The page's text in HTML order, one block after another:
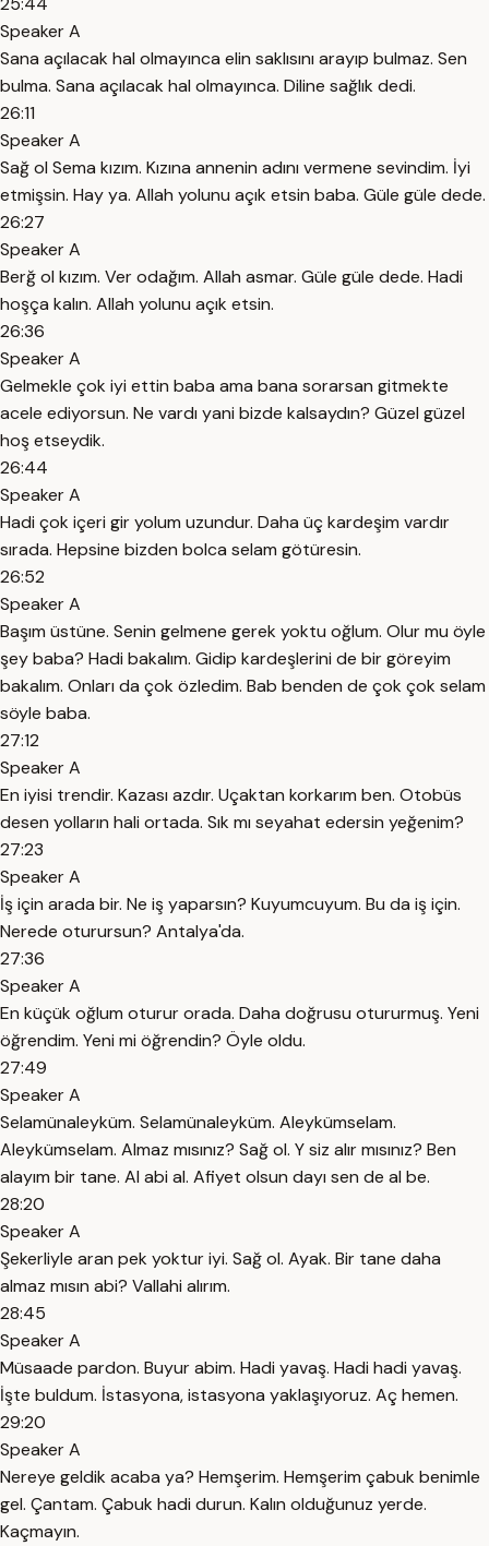
Speaker A
Sana açılacak hal olmayınca elin saklısını arayıp bulmaz. Sen
bulma. Sana açılacak hal olmayınca. Diline sağlık dedi.
26:11
Speaker A
Sağ ol Sema kızım. Kızına annenin adını vermene sevindim. İyi
etmişsin. Hay ya. Allah yolunu açık etsin baba. Güle güle dede.
26:27
Speaker A
Berğ ol kızım. Ver odağım. Allah asmar. Güle güle dede. Hadi
hoşça kalın. Allah yolunu açık etsin.
26:36
Speaker A
Gelmekle çok iyi ettin baba ama bana sorarsan gitmekte
acele ediyorsun. Ne vardı yani bizde kalsaydın? Güzel güzel
hoş etseydik.
26:44
Speaker A
Hadi çok içeri gir yolum uzundur. Daha üç kardeşim vardır
sırada. Hepsine bizden bolca selam götüresin.
26:52
Speaker A
Başım üstüne. Senin gelmene gerek yoktu oğlum. Olur mu öyle
şey baba? Hadi bakalım. Gidip kardeşlerini de bir göreyim
bakalım. Onları da çok özledim. Bab benden de çok çok selam
söyle baba.
27:12
Speaker A
En iyisi trendir. Kazası azdır. Uçaktan korkarım ben. Otobüs
desen yolların hali ortada. Sık mı seyahat edersin yeğenim?
27:23
Speaker A
İş için arada bir. Ne iş yaparsın? Kuyumcuyum. Bu da iş için.
Nerede oturursun? Antalya'da.
27:36
Speaker A
En küçük oğlum oturur orada. Daha doğrusu otururmuş. Yeni
öğrendim. Yeni mi öğrendin? Öyle oldu.
27:49
Speaker A
Selamünaleyküm. Selamünaleyküm. Aleykümselam.
Aleykümselam. Almaz mısınız? Sağ ol. Y siz alır mısınız? Ben
alayım bir tane. Al abi al. Afiyet olsun dayı sen de al be.
28:20
Speaker A
Şekerliyle aran pek yoktur iyi. Sağ ol. Ayak. Bir tane daha
almaz mısın abi? Vallahi alırım.
28:45
Speaker A
Müsaade pardon. Buyur abim. Hadi yavaş. Hadi hadi yavaş.
İşte buldum. İstasyona, istasyona yaklaşıyoruz. Aç hemen.
29:20
Speaker A
Nereye geldik acaba ya? Hemşerim. Hemşerim çabuk benimle
gel. Çantam. Çabuk hadi durun. Kalın olduğunuz yerde.
Kaçmayın.